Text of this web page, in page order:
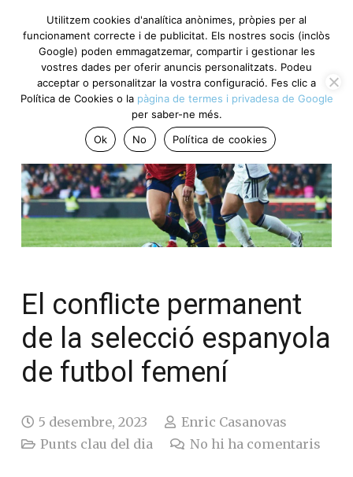
El conflicte permanent
de la selecció espanyola
de futbol femení
5 desembre, 2023
Enric Casanovas
Punts clau del dia
No hi ha comentaris
Utilitzem cookies d'analítica anònimes, pròpies per al
funcionament correcte i de publicitat. Els nostres socis (inclòs
Google) poden emmagatzemar, compartir i gestionar les
vostres dades per oferir anuncis personalitzats. Podeu
acceptar o personalitzar la vostra configuració. Fes clic a
Política de Cookies o la pàgina de termes i privadesa de Google
per saber-ne més.
Ok
No Política de cookies